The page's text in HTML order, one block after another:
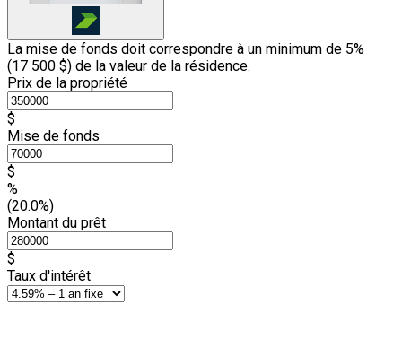
La mise de fonds doit correspondre à un minimum de 5%
(17 500 $) de la valeur de la résidence.
Prix de la propriété
$
Mise de fonds
$
%
(20.0%)
Montant du prêt
$
Taux d'intérêt